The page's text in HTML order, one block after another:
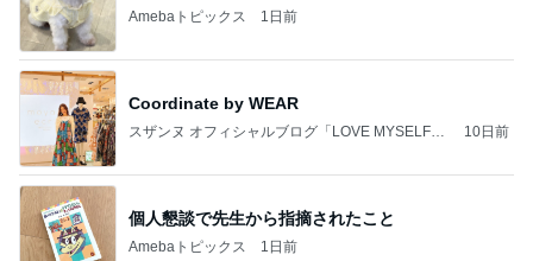
Amebaトピックス 1日前
Coordinate by WEAR
スザンヌ オフィシャルブログ「LOVE MYSELF」
10日前
個人懇談で先生から指摘されたこと
Amebaトピックス 1日前